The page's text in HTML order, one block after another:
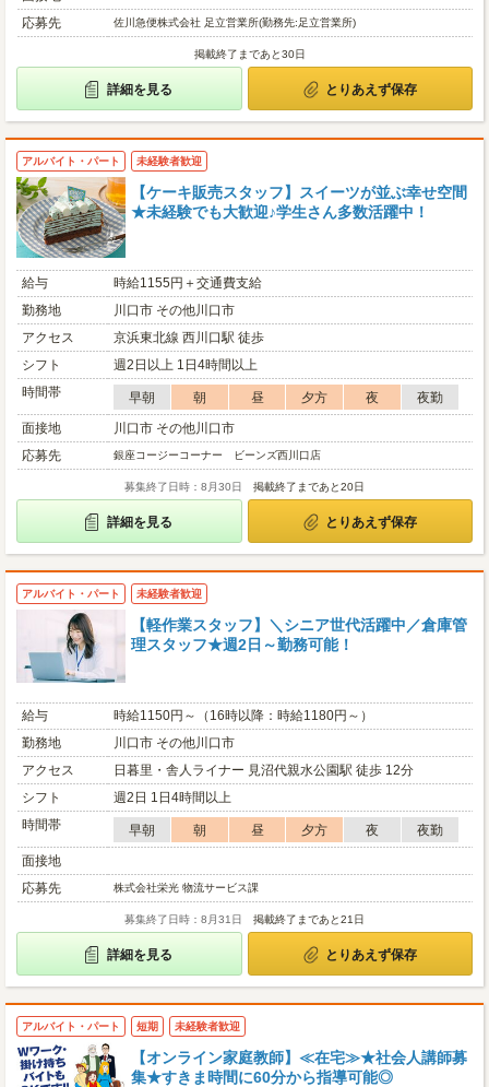
応募先
佐川急便株式会社 足立営業所(勤務先:足立営業所)
掲載終了まであと30日
詳細を見る とりあえず保存
アルバイト・パート 未経験者歓迎
【ケーキ販売スタッフ】スイーツが並ぶ幸せ空間
★未経験でも大歓迎♪学生さん多数活躍中！
給与
時給1155円＋交通費支給
勤務地
川口市 その他川口市
アクセス
京浜東北線 西川口駅 徒歩
シフト
週2日以上 1日4時間以上
時間帯
早朝 朝 昼 夕方 夜
夜勤
面接地
川口市 その他川口市
応募先
銀座コージーコーナー ビーンズ西川口店
募集終了日時：8月30日 掲載終了まであと20日
詳細を見る とりあえず保存
アルバイト・パート 未経験者歓迎
【軽作業スタッフ】＼シニア世代活躍中／倉庫管
理スタッフ★週2日～勤務可能！
給与
時給1150円～（16時以降：時給1180円～）
勤務地
川口市 その他川口市
アクセス
日暮里・舎人ライナー 見沼代親水公園駅 徒歩 12分
シフト
週2日 1日4時間以上
時間帯
早朝 朝 昼 夕方 夜
夜勤
面接地
応募先
株式会社栄光 物流サービス課
募集終了日時：8月31日 掲載終了まであと21日
詳細を見る とりあえず保存
アルバイト・パート 短期 未経験者歓迎
【オンライン家庭教師】≪在宅≫★社会人講師募
集★すきま時間に60分から指導可能◎